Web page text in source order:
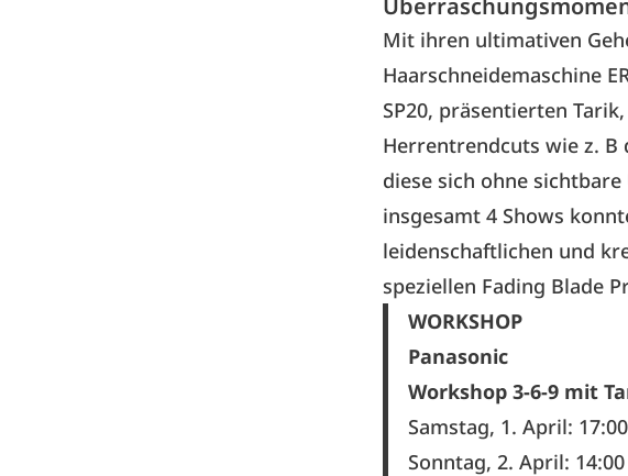
Mit ihren ultimativen
Haarschneidemaschine
SP20, präsentierten
Herrentrendcuts wie z. B
diese sich ohne
insgesamt 4 Shows
leidenschaftlichen und
speziellen Fading Blade
WORKSHOP
Panasonic
Workshop 3-6-9 mit
Samstag, 1. April:
Sonntag, 2. April: